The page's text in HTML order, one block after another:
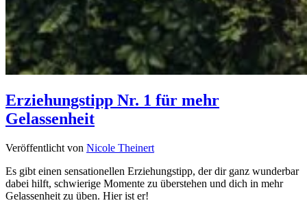
Erziehungstipp Nr. 1 für mehr
Gelassenheit
Veröffentlicht von Nicole Theinert
Es gibt einen sensationellen Erziehungstipp, der dir ganz wunderbar
dabei hilft, schwierige Momente zu überstehen und dich in mehr
Gelassenheit zu üben. Hier ist er!